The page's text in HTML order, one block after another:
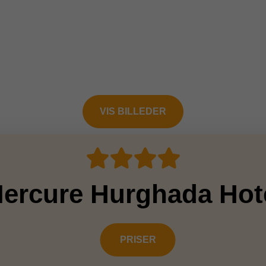
VIS BILLEDER
Hurghada
PRISER